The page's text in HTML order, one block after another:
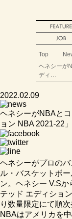
Top
ヘネシーが
ディ…
2022.02.09
ヘネシーがNBAと
ョン NBA 2021-22
ヘネシーがプロの
ル・バスケットボ
ン。ヘネシー V.Sか
テッド エディショ
り数量限定にて順
NBAはアメリカを